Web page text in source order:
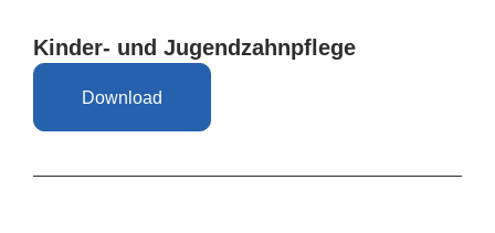
Kinder- und Jugendzahnpflege
Download